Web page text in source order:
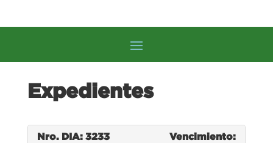
Expedientes
Nro. DIA: 3233 Vencimiento: